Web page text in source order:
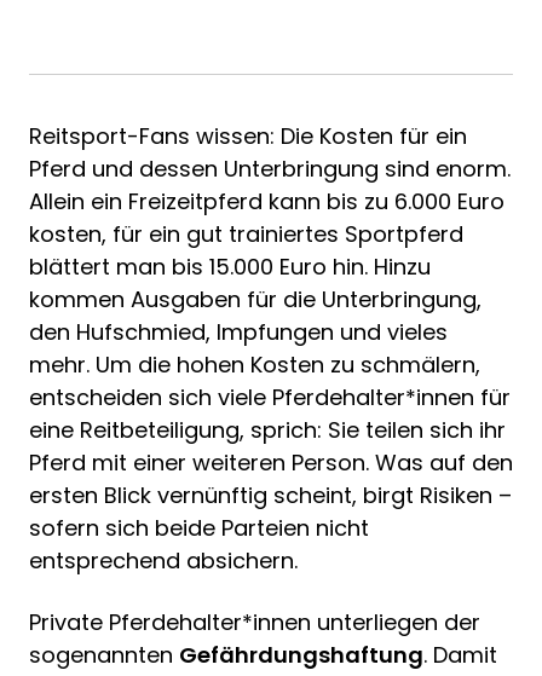
Reitsport-Fans wissen: Die Kosten für ein
Pferd und dessen Unterbringung sind enorm.
Allein ein Freizeitpferd kann bis zu 6.000 Euro
kosten, für ein gut trainiertes Sportpferd
blättert man bis 15.000 Euro hin. Hinzu
kommen Ausgaben für die Unterbringung,
den Hufschmied, Impfungen und vieles
mehr. Um die hohen Kosten zu schmälern,
entscheiden sich viele Pferdehalter*innen für
eine Reitbeteiligung, sprich: Sie teilen sich ihr
Pferd mit einer weiteren Person. Was auf den
ersten Blick vernünftig scheint, birgt Risiken –
sofern sich beide Parteien nicht
entsprechend absichern.
Private Pferdehalter*innen unterliegen der
sogenannten Gefährdungshaftung. Damit